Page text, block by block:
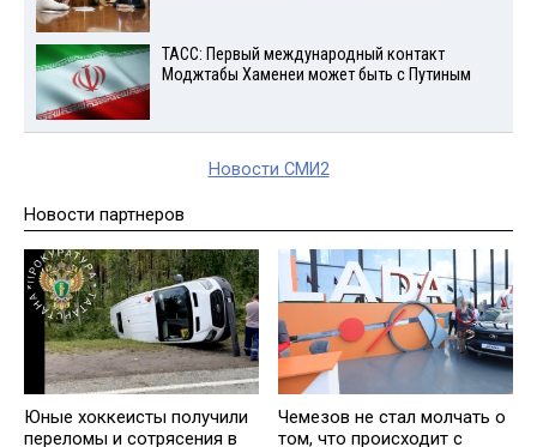
ТАСС: Первый международный контакт
Моджтабы Хаменеи может быть с Путиным
Новости СМИ2
Новости партнеров
Юные хоккеисты получили
переломы и сотрясения в
Чемезов не стал молчать о
том, что происходит с